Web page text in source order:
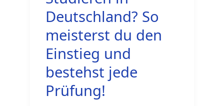
Uhr
einem
klassischen
Zifferblatt
zu
lesen
Deutschland? So
meisterst du den
Einstieg und
bestehst jede
Prüfung!